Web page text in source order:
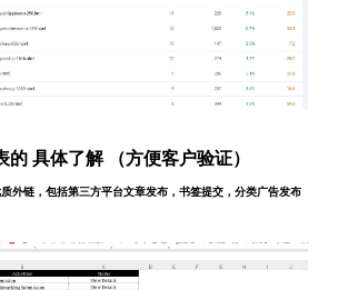
的 具体了解 （方便客户验证）
外链，包括第三方平台文章发布，书签提交，分类广告发布